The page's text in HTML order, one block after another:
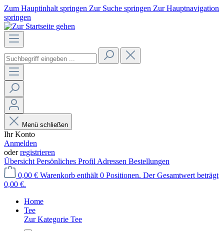
Zum Hauptinhalt springen Zur Suche springen Zur Hauptnavigation
springen
Menü schließen
Ihr Konto
Anmelden
oderregistrieren
Übersicht Persönliches Profil Adressen Bestellungen
0,00 € Warenkorb enthält 0 Positionen. Der Gesamtwert beträgt
0,00 €.
Home
Tee
Zur Kategorie Tee